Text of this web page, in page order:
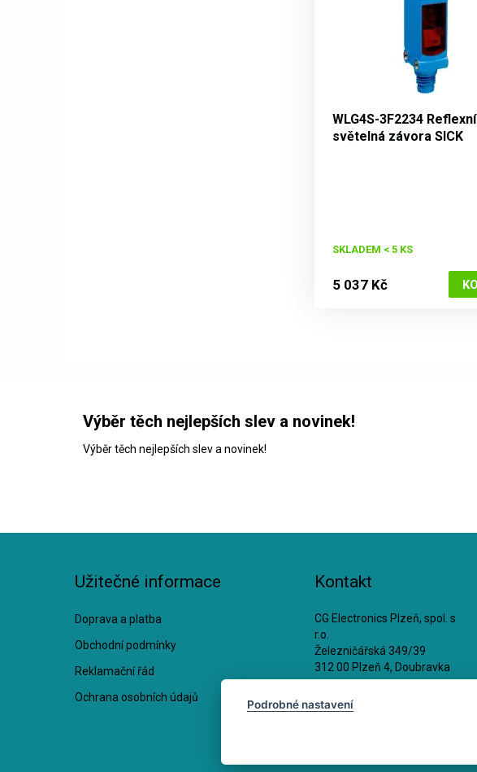
WLG4S-3F2234 Reflexní
světelná závora SICK
SKLADEM < 5 KS
5 037 Kč
Výběr těch nejlepších slev a novinek!
Výběr těch nejlepších slev a novinek!
Užitečné informace
Doprava a platba
Obchodní podmínky
Reklamační řád
Ochrana osobních údajů
Kontakt
CG Electronics Plzeň, spol. s
r.o.
Železničářská 349/39
312 00 Plzeň 4, Doubravka
IČ: 25218409
DIČ: CZ25218409
Podrobné nastavení